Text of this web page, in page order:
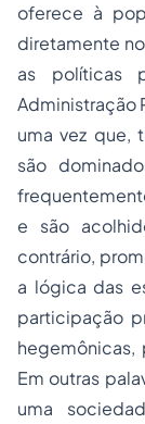
oferece à
diretamente
as políticas
Administração
uma vez que,
são
e são
contrário,
a lógica das
participação
hegemônicas,
Em outras
uma